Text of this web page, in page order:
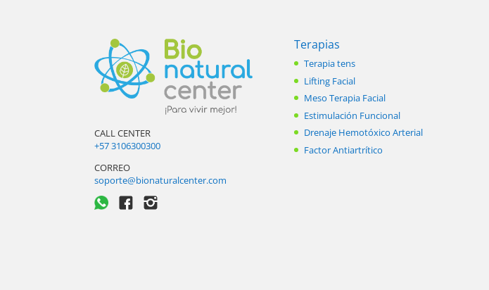
CALL CENTER
+57 3106300300
CORREO
soporte@bionaturalcenter.com
Terapias
Terapia tens
Lifting Facial
Meso Terapia Facial
Estimulación Funcional
Drenaje Hemotóxico Arterial
Factor Antiartrítico